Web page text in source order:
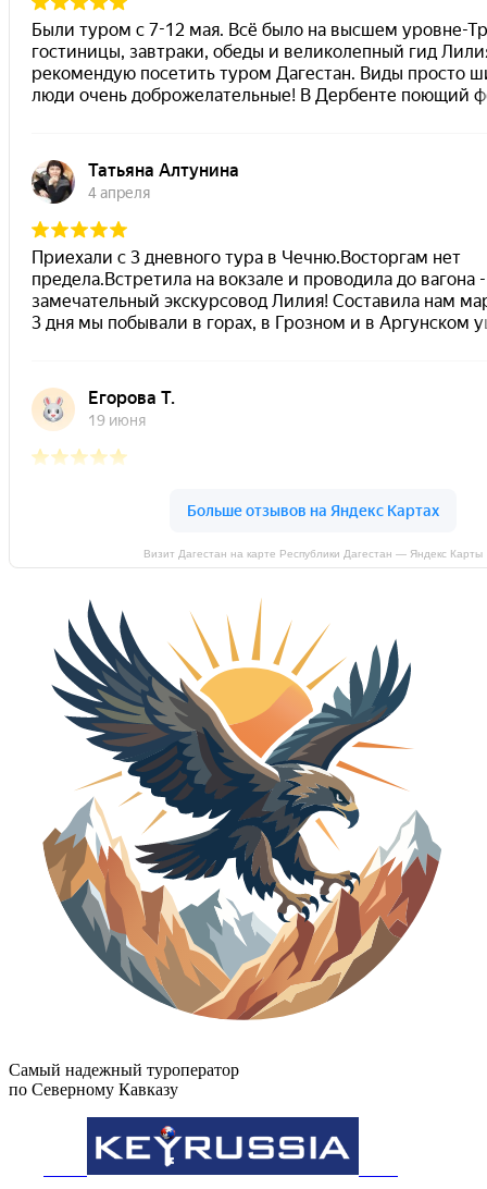
Визит Дагестан на карте Республики Дагестан — Яндекс Карты
Самый надежный туроператор
по Северному Кавказу